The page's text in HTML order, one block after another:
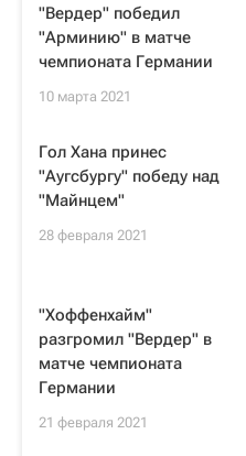
"Вердер" победил
"Арминию" в матче
чемпионата Германии
10 марта 2021
Гол Хана принес
"Аугсбургу" победу над
"Майнцем"
28 февраля 2021
"Хоффенхайм"
разгромил "Вердер" в
матче чемпионата
Германии
21 февраля 2021